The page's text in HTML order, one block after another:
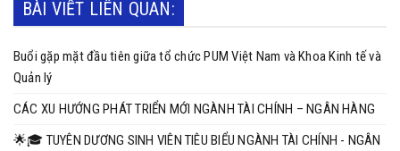
BÀI VIẾT LIÊN QUAN:
Buổi gặp mặt đầu tiên giữa tổ chức PUM Việt Nam và Khoa Kinh tế và
Quản lý
CÁC XU HƯỚNG PHÁT TRIỂN MỚI NGÀNH TÀI CHÍNH – NGÂN HÀNG
🌟🎓 TUYÊN DƯƠNG SINH VIÊN TIÊU BIỂU NGÀNH TÀI CHÍNH - NGÂN